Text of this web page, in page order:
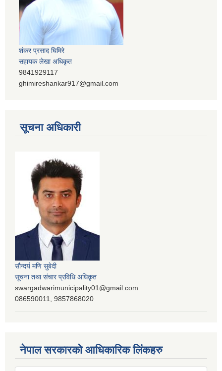
शंकर प्रसाद घिमिरे
सहायक लेखा अधिकृत
9841929117
ghimireshankar917@gmail.com
सूचना अधिकारी
सौन्दर्य मणि सुबेदी
सूचना तथा संचार प्रविधि अधिकृत
swargadwarimunicipality01@gmail.com
086590011, 9857868020
नेपाल सरकारको आधिकारिक लिंकहरु